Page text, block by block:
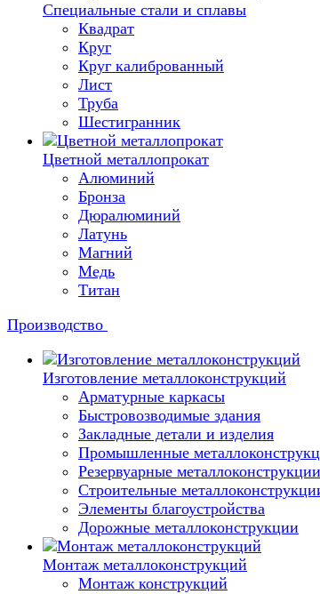
Специальные стали и сплавы
Квадрат
Круг
Круг калиброванный
Лист
Труба
Шестигранник
Цветной металлопрокат
Алюминий
Бронза
Дюралюминий
Латунь
Магний
Медь
Титан
Производство
Изготовление металлоконструкций
Арматурные каркасы
Быстровозводимые здания
Закладные детали и изделия
Промышленные
Резервуарные металлоконструкции
Строительные
Элементы благоустройства
Дорожные металлоконструкции
Монтаж металлоконструкций
Монтаж конструкций